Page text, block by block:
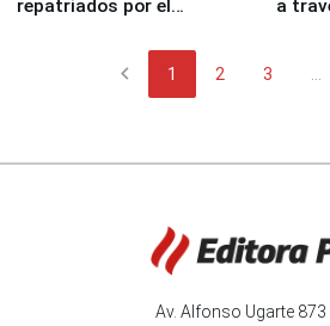
repatriados por el
a
chevron_left 1 2 3
Av. Alfonso Ugarte 873